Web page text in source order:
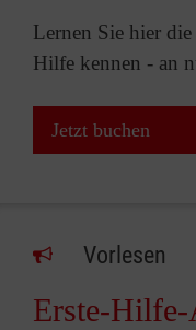
Lernen Sie hier
Hilfe kennen - an
Jetzt buchen
Vorlesen
Erste-